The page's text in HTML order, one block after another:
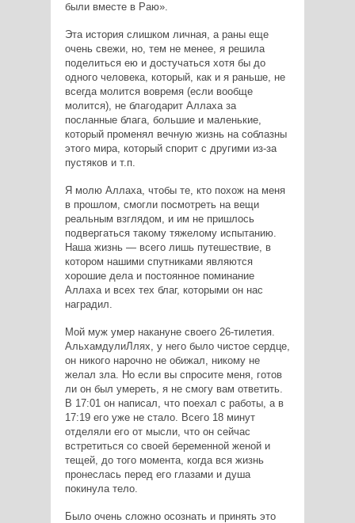
были вместе в Раю».
Эта история слишком личная, а раны еще
очень свежи, но, тем не менее, я решила
поделиться ею и достучаться хотя бы до
одного человека, который, как и я раньше, не
всегда молится вовремя (если вообще
молится), не благодарит Аллаха за
посланные блага, большие и маленькие,
который променял вечную жизнь на соблазны
этого мира, который спорит с другими из-за
пустяков и т.п.
Я молю Аллаха, чтобы те, кто похож на меня
в прошлом, смогли посмотреть на вещи
реальным взглядом, и им не пришлось
подвергаться такому тяжелому испытанию.
Наша жизнь — всего лишь путешествие, в
котором нашими спутниками являются
хорошие дела и постоянное поминание
Аллаха и всех тех благ, которыми он нас
наградил.
Мой муж умер накануне своего 26-тилетия.
АльхамдулиЛлях, у него было чистое сердце,
он никого нарочно не обижал, никому не
желал зла. Но если вы спросите меня, готов
ли он был умереть, я не смогу вам ответить.
В 17:01 он написал, что поехал с работы, а в
17:19 его уже не стало. Всего 18 минут
отделяли его от мысли, что он сейчас
встретиться со своей беременной женой и
тещей, до того момента, когда вся жизнь
пронеслась перед его глазами и душа
покинула тело.
Было очень сложно осознать и принять это